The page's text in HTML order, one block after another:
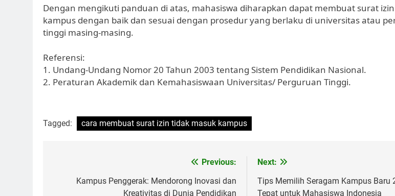
Dengan mengikuti panduan di atas, mahasiswa diharapkan dapat membuat surat
kampus dengan baik dan sesuai dengan prosedur yang berlaku di universitas atau
tinggi masing-masing.
Referensi:
1. Undang-Undang Nomor 20 Tahun 2003 tentang Sistem Pendidikan Nasional.
2. Peraturan Akademik dan Kemahasiswaan Universitas/ Perguruan Tinggi.
Tagged: cara membuat surat izin tidak masuk kampus
navigation
Previous:
Kampus Penggerak: Mendorong Inovasi dan
Kreativitas di Dunia Pendidikan
Next:
Tips Memilih Seragam Kampus Baru
Tepat untuk Mahasiswa Indonesia